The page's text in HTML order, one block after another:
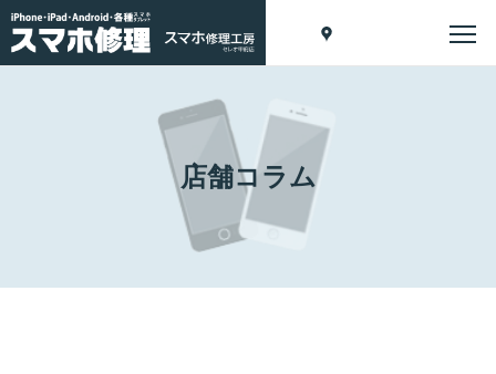
店舗コラム